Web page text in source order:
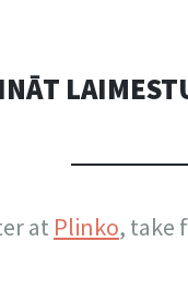
at Plinko, take